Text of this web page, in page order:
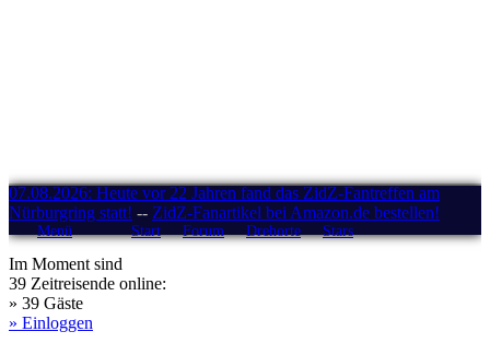
07.08.2026: Heute vor 22 Jahren fand das ZidZ-Fantreffen am
Nürburgring statt! -- ZidZ-Fanartikel bei Amazon.de bestellen!
Menü Start Forum Drehorte Stars
Im Moment sind
39 Zeitreisende online:
» 39 Gäste
» Einloggen